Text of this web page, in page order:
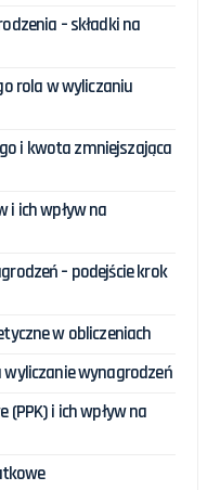
– składki na
rola w wyliczaniu
i kwota zmniejszająca
i ich wpływ na
– podejście krok
w obliczeniach
wyliczanie wynagrodzeń
(PPK) i ich wpływ na